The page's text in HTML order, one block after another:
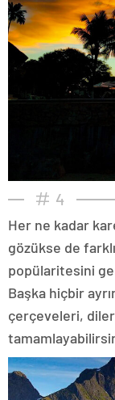
4
Her ne kadar
gözükse de
popülaritesini
Başka hiçbir
çerçeveleri,